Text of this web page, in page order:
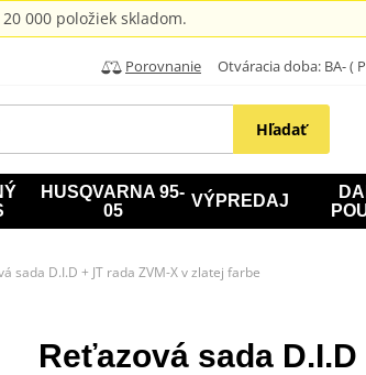
000 položiek skladom.
Porovnanie Otváracia doba: BA- (
Hľadať
HUSQVARNA 95-
05
VÝPREDAJ
sada D.I.D + JT rada ZVM-X v zlatej farbe
Reťazová sada